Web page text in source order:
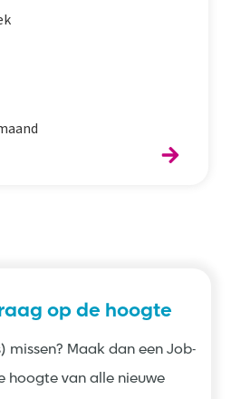
op de hoogte
missen? Maak dan een Job-
hoogte van alle nieuwe